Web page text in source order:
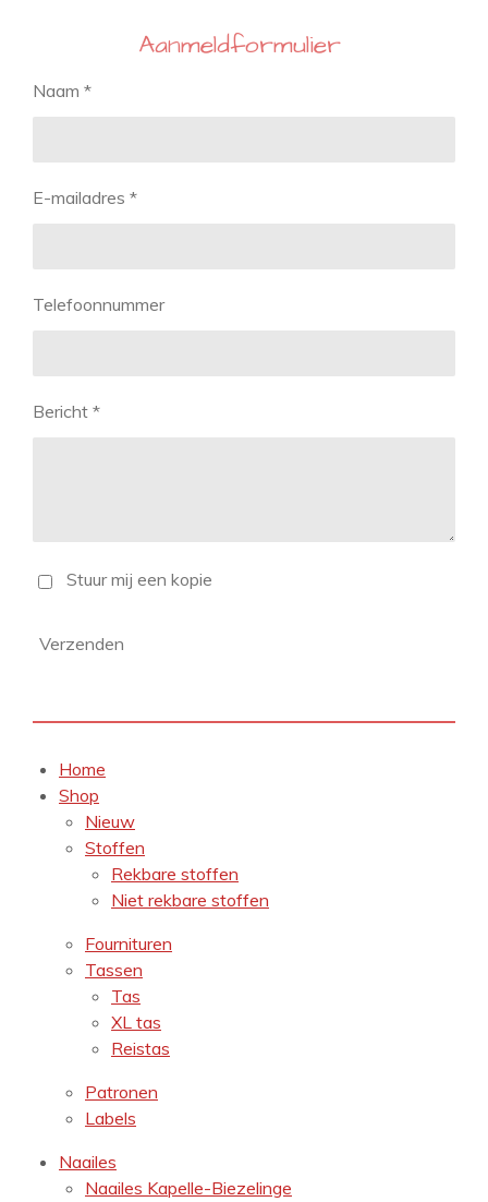
Aanmeldformulier
Naam *
E-mailadres *
Telefoonnummer
Bericht *
Stuur mij een kopie
Verzenden
Home
Shop
Nieuw
Stoffen
Rekbare stoffen
Niet rekbare stoffen
Fournituren
Tassen
Tas
XL tas
Reistas
Patronen
Labels
Naailes
Naailes Kapelle-Biezelinge